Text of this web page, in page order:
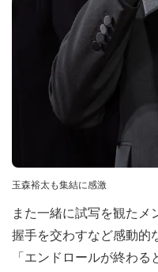
玉森裕太も集結に感激
また一緒に試写を観たメ
握手を交わすなど感動的
「エンドロールが終わ